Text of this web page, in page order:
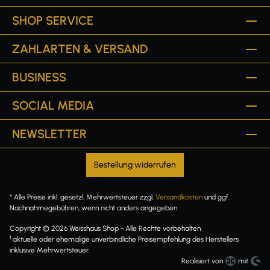
SHOP SERVICE
ZAHLARTEN & VERSAND
BUSINESS
SOCIAL MEDIA
NEWSLETTER
Bestellung widerrufen
* Alle Preise inkl. gesetzl. Mehrwertsteuer zzgl. Versandkosten und ggf.
Nachnahmegebühren, wenn nicht anders angegeben.
Copyright © 2026 Weisshaus Shop - Alle Rechte vorbehalten
1 aktuelle oder ehemalige unverbindliche Preisempfehlung des Herstellers
inklusive Mehrwertsteuer.
Realisiert von
mit